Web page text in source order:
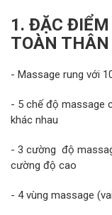
1. ĐẶC
TOÀN
- Massage rung với
- 5 chế độ massage
khác nhau
- 3 cường độ
cường độ cao
- 4 vùng massage